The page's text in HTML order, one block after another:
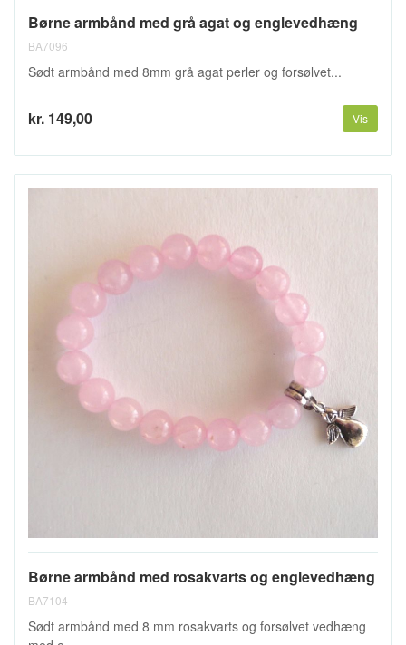
Børne armbånd med grå agat og englevedhæng
BA7096
Sødt armbånd med 8mm grå agat perler og forsølvet...
kr. 149,00 Vis
Børne armbånd med rosakvarts og englevedhæng
BA7104
Sødt armbånd med 8 mm rosakvarts og forsølvet vedhæng